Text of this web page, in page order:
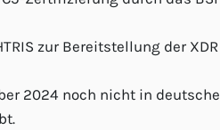
zur Bereitstellung der XDR
2024 noch nicht in